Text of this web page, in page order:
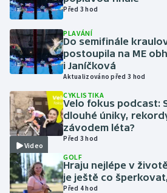
Gymnastika
Házená
Jezdectví
Judo
Krasobruslení
Lezení
Lyže a snowboard
Před 3 hod
PLAVÁNÍ
Do semifinále
postoupila na ME
i Janíčková
Aktualizováno před 3 hod
Video
CYKLISTIKA
Velo fokus podcast:
dlouhé úniky,
závodem léta?
Před 3 hod
GOLF
Hraju nejlépe v
je ještě co
Před 4 hod